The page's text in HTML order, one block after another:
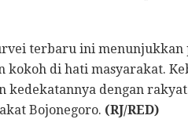
terbaru ini menunjukkan
kokoh di hati masyarakat.
kedekatannya dengan
Bojonegoro. (RJ/RED)